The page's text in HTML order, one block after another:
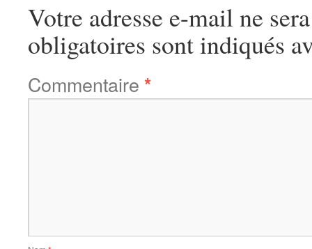
Votre adresse e-mail ne
obligatoires sont indiqués
Commentaire *